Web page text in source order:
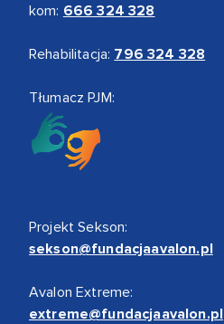
kom: 666 324 328
Rehabilitacja: 796 324 328
Tłumacz PJM:
Projekt Sekson:
sekson@fundacjaavalon.pl
Avalon Extreme:
extreme@fundacjaavalon.pl